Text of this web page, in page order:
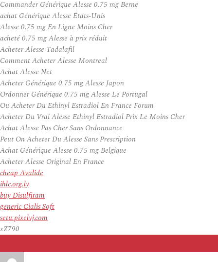
Commander Générique Alesse 0.75 mg Berne
achat Générique Alesse États-Unis
Alesse 0.75 mg En Ligne Moins Cher
acheté 0.75 mg Alesse à prix réduit
Acheter Alesse Tadalafil
Comment Acheter Alesse Montreal
Achat Alesse Net
Acheter Générique 0.75 mg Alesse Japon
Ordonner Générique 0.75 mg Alesse Le Portugal
Ou Acheter Du Ethinyl Estradiol En France Forum
Acheter Du Vrai Alesse Ethinyl Estradiol Prix Le Moins Cher
Achat Alesse Pas Cher Sans Ordonnance
Peut On Acheter Du Alesse Sans Prescription
Achat Générique Alesse 0.75 mg Belgique
Acheter Alesse Original En France
cheap Avalide
ihlc.org.ly
buy Disulfiram
generic Cialis Soft
setu.pixelvj.com
xZ790